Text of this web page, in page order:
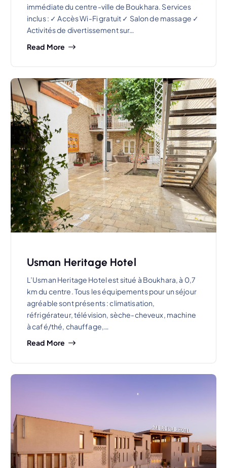
immédiate du centre-ville de Boukhara. Services
inclus : ✓ Accès Wi-Fi gratuit ✓ Salon de massage ✓
Activités de divertissement sur…
Read More
Usman Heritage Hotel
L’Usman Heritage Hotel est situé à Boukhara, à 0,7
km du centre. Tous les équipements pour un séjour
agréable sont présents : climatisation,
réfrigérateur, télévision, sèche-cheveux, machine
à café/thé, chauffage,…
Read More